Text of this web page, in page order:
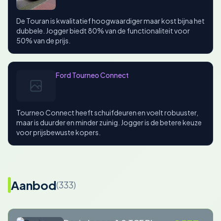
De Touran is kwalitatief hoogwaardiger maar kost bijna het
dubbele. Jogger biedt 80% van de functionaliteit voor
50% van de prijs.
Ford Tourneo Connect
Tourneo Connect heeft schuifdeuren en voelt robuuster,
maar is duurder en minder zuinig. Jogger is de betere keuze
voor prijsbewuste kopers.
Aanbod(333)